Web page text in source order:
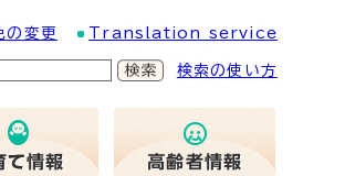
の変更 Translation service
検索の使い方